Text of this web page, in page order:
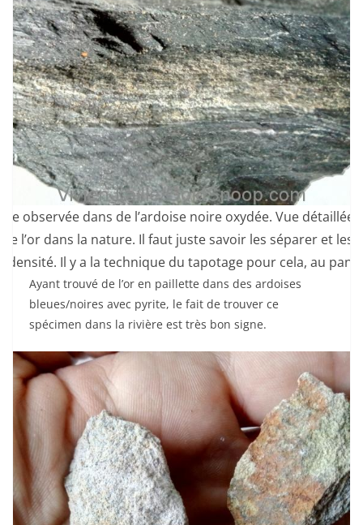
observée dans de l’ardoise noire oxydée. Vue détaillée.
l’or dans la nature. Il faut juste savoir les séparer et les
densité. Il y a la technique du tapotage pour cela, au pan.
Ayant trouvé de l’or en paillette dans des ardoises
bleues/noires avec pyrite, le fait de trouver ce
spécimen dans la rivière est très bon signe.